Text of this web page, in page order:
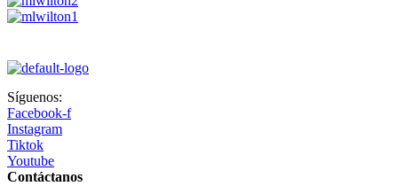
Síguenos:
Facebook-f
Instagram
Tiktok
Youtube
Contáctanos